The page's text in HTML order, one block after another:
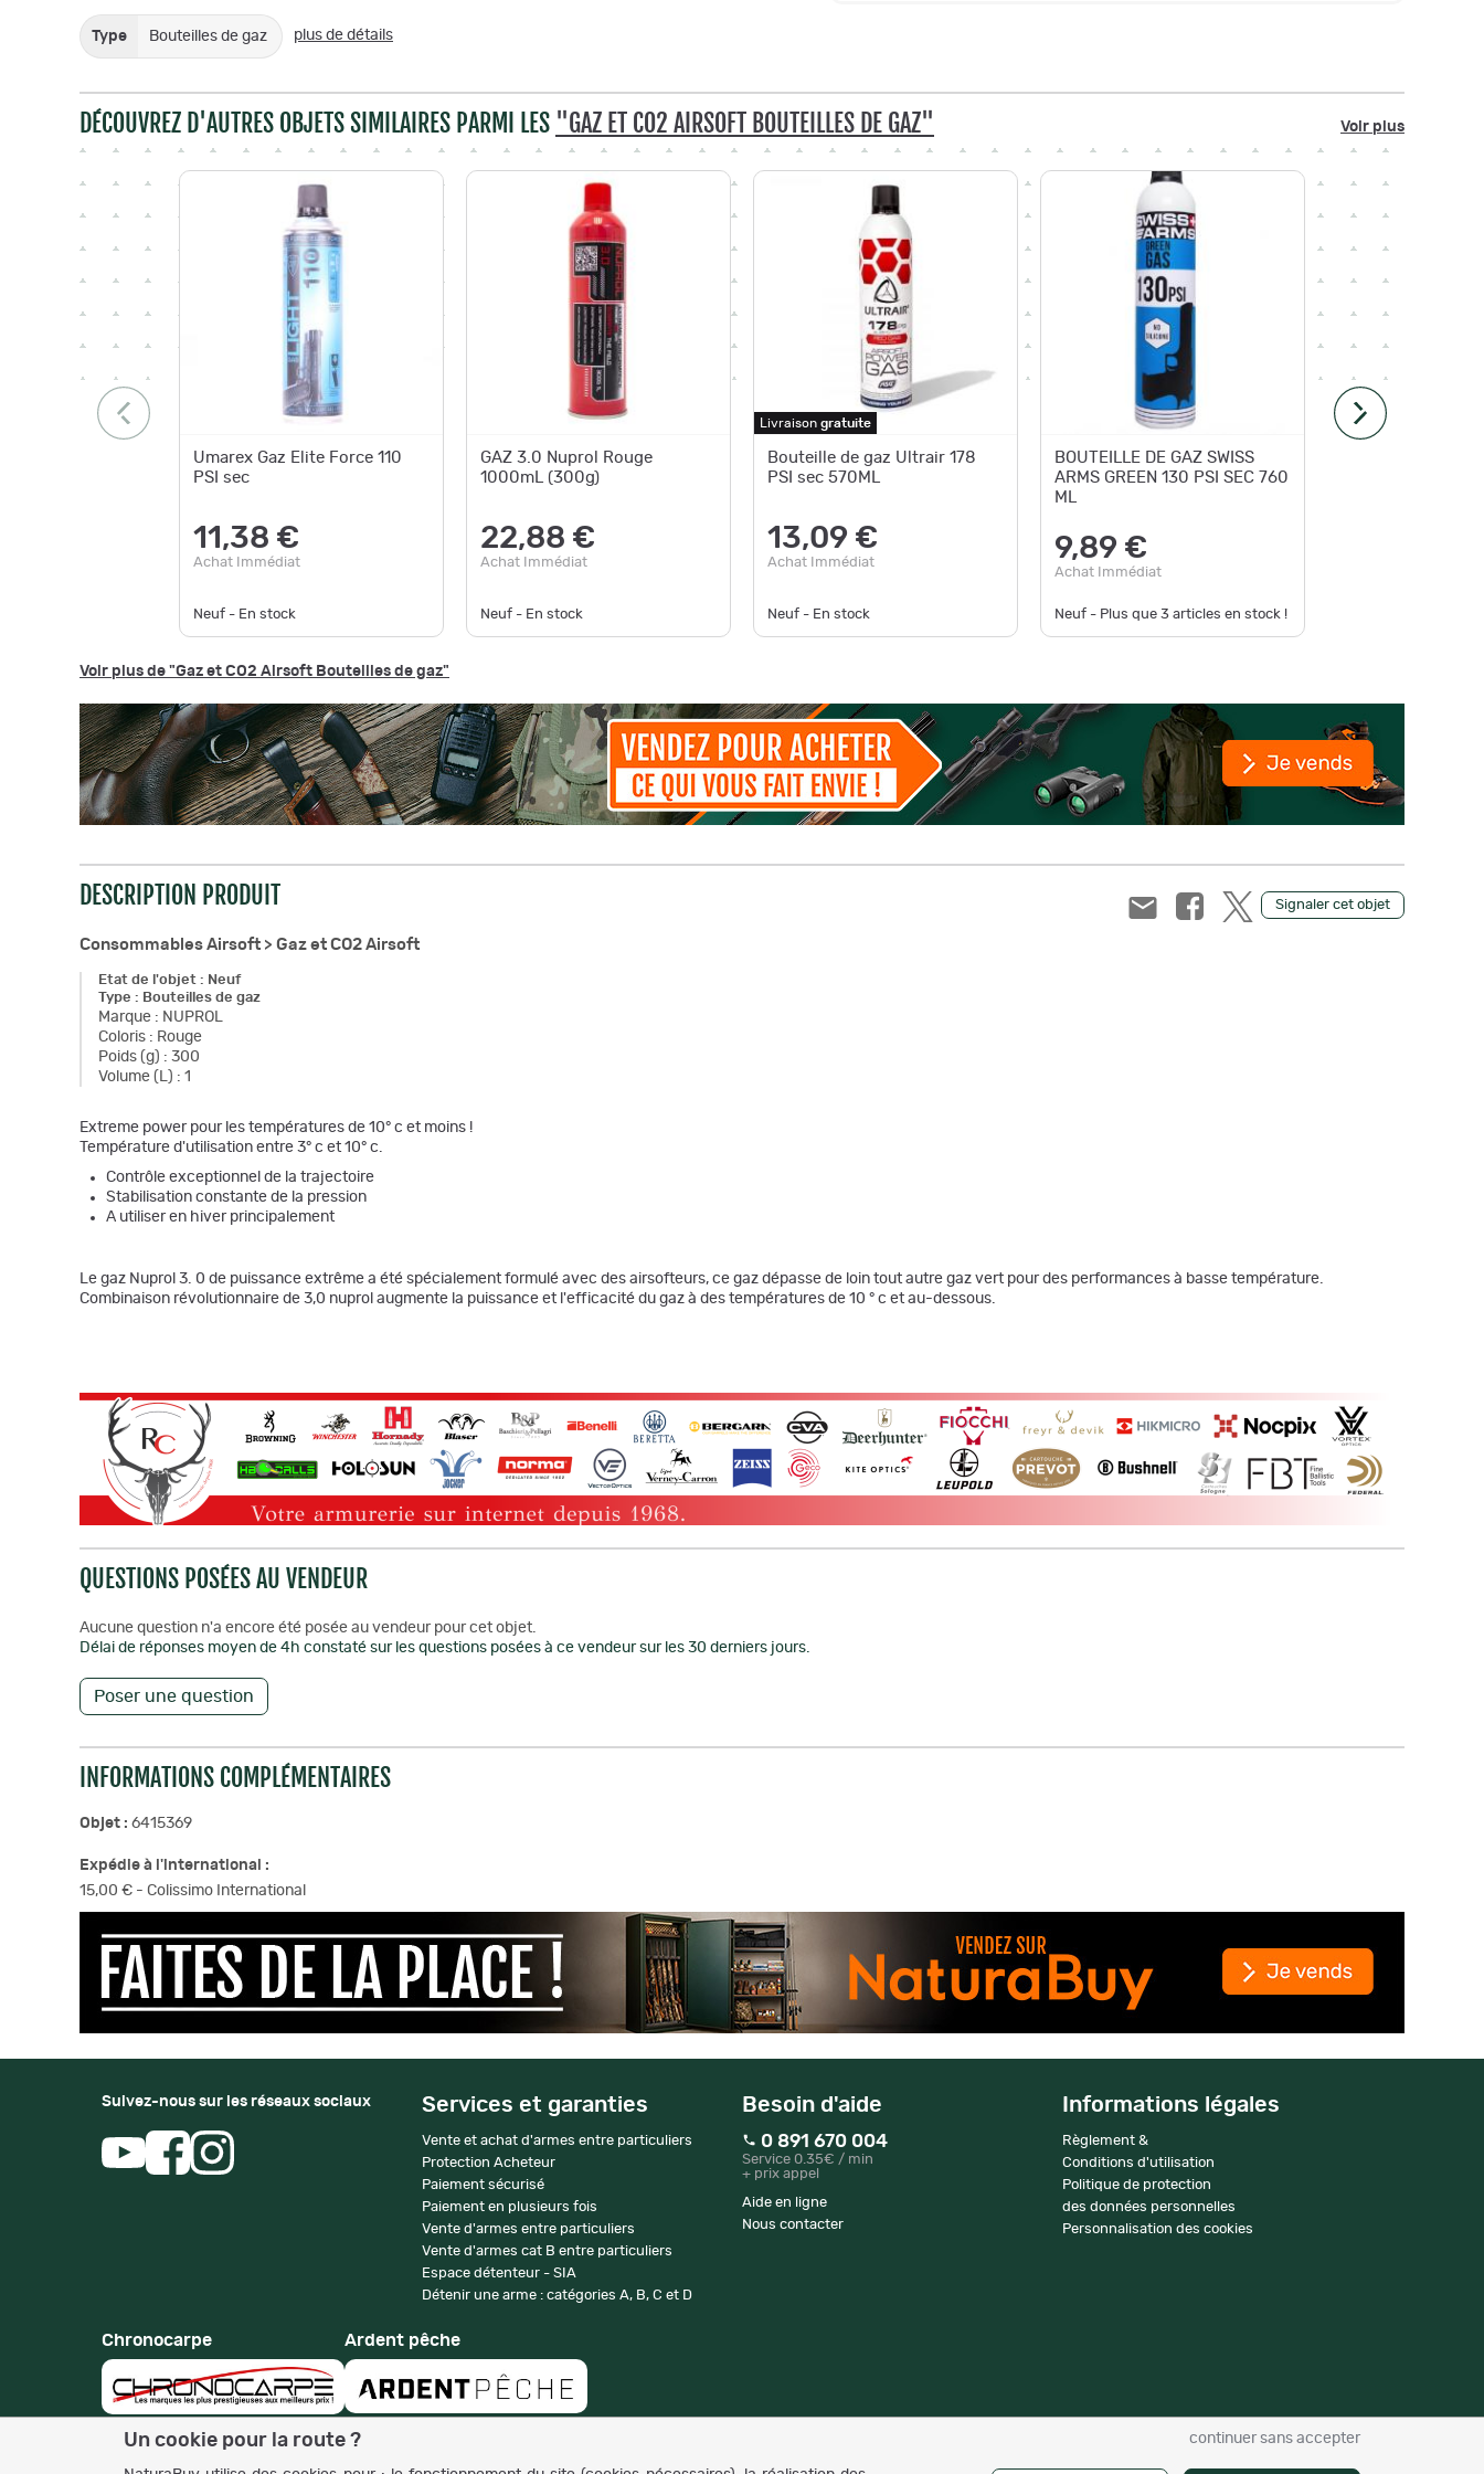
Type Bouteilles de gaz plus de détails
DÉCOUVREZ D'AUTRES OBJETS SIMILAIRES PARMI LES "GAZ ET CO2 AIRSOFT BOUTEILLES DE GAZ" Voir plus
Umarex Gaz Elite Force 110
PSI sec
11,38 €
Achat Immédiat
Neuf - En stock
GAZ 3.0 Nuprol Rouge
1000mL (300g)
22,88 €
Achat Immédiat
Neuf - En stock
Livraison gratuite
Bouteille de gaz Ultrair 178
PSI sec 570ML
13,09 €
Achat Immédiat
Neuf - En stock
BOUTEILLE DE GAZ SWISS
ARMS GREEN 130 PSI SEC 760
ML
9,89 €
Achat Immédiat
Neuf - Plus que 3 articles en stock !
Voir plus de "Gaz et CO2 Airsoft Bouteilles de gaz"
Signaler cet objet
DESCRIPTION PRODUIT
Consommables Airsoft > Gaz et CO2 Airsoft
Etat de l'objet : Neuf
Type : Bouteilles de gaz
Marque : NUPROL
Coloris : Rouge
Poids (g) : 300
Volume (L) : 1
Extreme power pour les températures de 10° c et moins !
Température d'utilisation entre 3° c et 10° c.
Contrôle exceptionnel de la trajectoire
Stabilisation constante de la pression
A utiliser en hiver principalement
Le gaz Nuprol 3. 0 de puissance extrême a été spécialement formulé avec des airsofteurs, ce gaz dépasse de loin tout autre gaz vert pour des performances à basse température.
Combinaison révolutionnaire de 3,0 nuprol augmente la puissance et l'efficacité du gaz à des températures de 10 ° c et au-dessous.
QUESTIONS POSÉES AU VENDEUR
Aucune question n'a encore été posée au vendeur pour cet objet.
Délai de réponses moyen de 4h constaté sur les questions posées à ce vendeur sur les 30 derniers jours.
Poser une question
INFORMATIONS COMPLÉMENTAIRES
Objet : 6415369
Expédie à l'international :
15,00 € - Colissimo International
Suivez-nous sur les réseaux sociaux Services et garanties
Vente et achat d'armes entre particuliers
Protection Acheteur
Paiement sécurisé
Paiement en plusieurs fois
Vente d'armes entre particuliers
Vente d'armes cat B entre particuliers
Espace détenteur - SIA
Détenir une arme : catégories A, B, C et D
Besoin d'aide
0 891 670 004
Service 0.35€ / min
+ prix appel
Aide en ligne
Nous contacter
Informations légales
Règlement &
Conditions d'utilisation
Politique de protection
des données personnelles
Personnalisation des cookies
Chronocarpe Ardent pêche
Copyright © 2007-2026 NaturaBuy. Tous droits réservés. N°CNIL: 1239459.
continuer sans accepter
Un cookie pour la route ?